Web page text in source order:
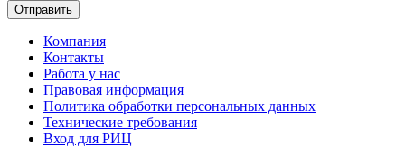
Отправить
Компания
Контакты
Работа у нас
Правовая информация
Политика обработки персональных данных
Технические требования
Вход для РИЦ